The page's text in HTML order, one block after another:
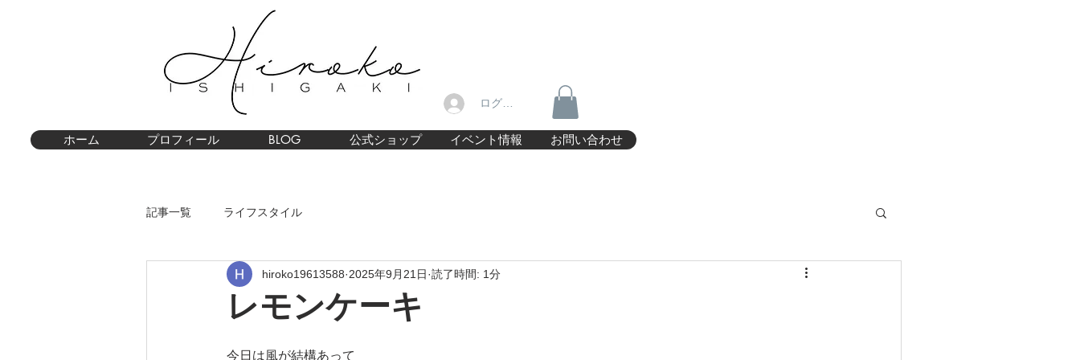
ログイン
ホーム プロフィール BLOG 公式ショップ イベント情報 お問い合わせ
記事一覧 ライフスタイル
レモンケーキ
hiroko19613588 2025年9月21日 読了時間: 1分
今日は風が結構あって